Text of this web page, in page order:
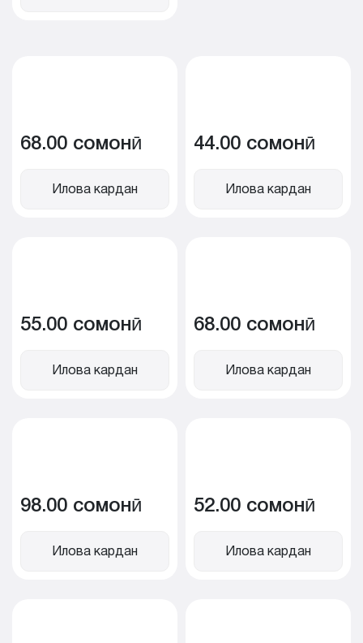
68.00 сомонӣ
Илова кардан
44.00 сомонӣ
Илова кардан
55.00 сомонӣ
Илова кардан
68.00 сомонӣ
Илова кардан
98.00 сомонӣ
Илова кардан
52.00 сомонӣ
Илова кардан